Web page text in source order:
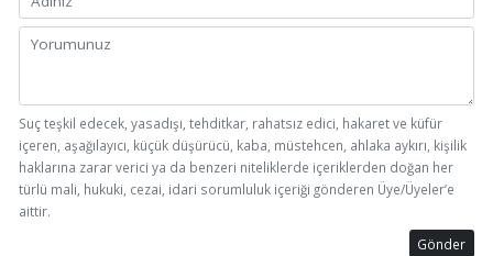
Suç teşkil edecek, yasadışı, tehditkar, rahatsız edici, hakaret ve küfür
içeren, aşağılayıcı, küçük düşürücü, kaba, müstehcen, ahlaka aykırı, kişilik
haklarına zarar verici ya da benzeri niteliklerde içeriklerden doğan her
türlü mali, hukuki, cezai, idari sorumluluk içeriği gönderen Üye/Üyeler’e
aittir.
Gönder